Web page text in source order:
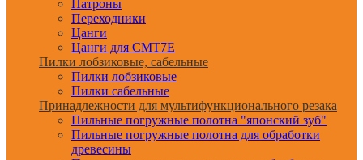
Патроны
Переходники
Цанги
Цанги для CMT7E
Пилки лобзиковые, сабельные
Пилки лобзиковые
Пилки сабельные
Принадлежности для мультифункционального резака
Пильные погружные полотна "японский зуб"
Пильные погружные полотна для обработки
древесины